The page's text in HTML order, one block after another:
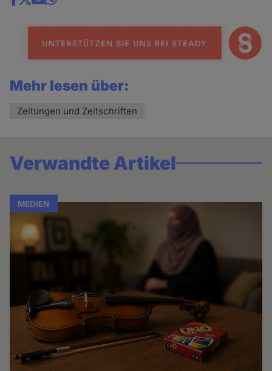
Share
news
Mehr lesen über:
Zeitungen und Zeitschriften
Verwandte Artikel
MEDIEN